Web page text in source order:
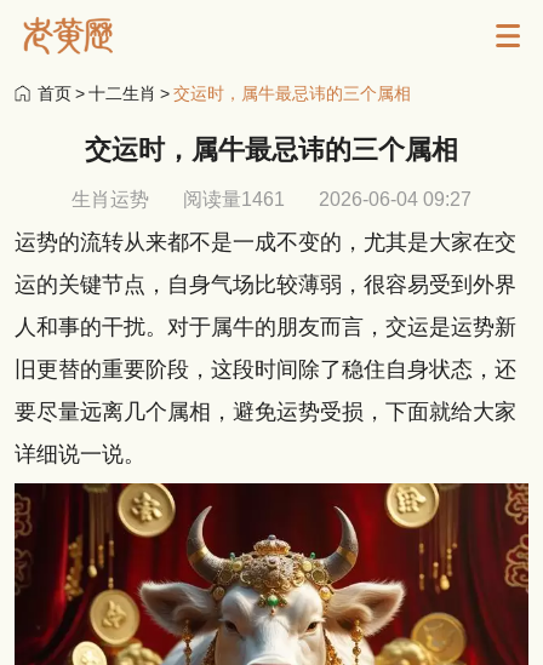
首页>十二生肖 >交运时，属牛最忌讳的三个属相
交运时，属牛最忌讳的三个属相
生肖运势 阅读量1461 2026-06-04 09:27
运势的流转从来都不是一成不变的，尤其是大家在交
运的关键节点，自身气场比较薄弱，很容易受到外界
人和事的干扰。对于属牛的朋友而言，交运是运势新
旧更替的重要阶段，这段时间除了稳住自身状态，还
要尽量远离几个属相，避免运势受损，下面就给大家
详细说一说。